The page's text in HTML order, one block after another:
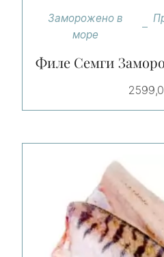
Заморожено в
море
Филе Семги